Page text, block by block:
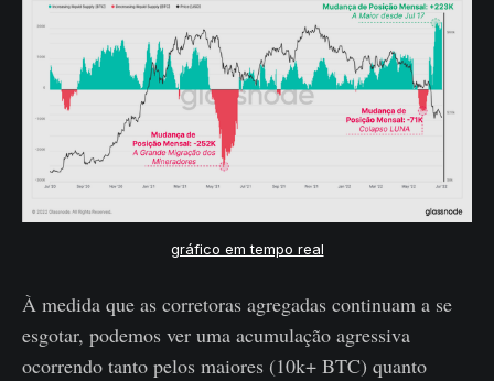
gráfico em tempo real
À medida que as corretoras agregadas continuam a se
esgotar, podemos ver uma acumulação agressiva
ocorrendo tanto pelos maiores (10k+ BTC) quanto